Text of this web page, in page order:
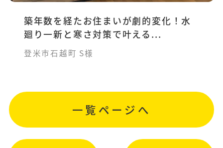
築年数を経たお住まいが劇的変化！水
廻り一新と寒さ対策で叶える...
登米市石越町 S様
一覧ページへ